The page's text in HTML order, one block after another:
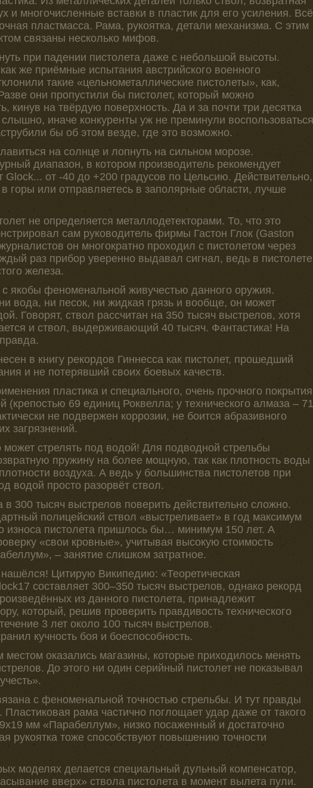
и многочисленные вставки в пластик для его усиления. Всё
пластмасса. Рама, рукоятка, детали механизма. С этим
связаны несколько мифов.
при падении пистолета даже с небольшой высоты.
же приёмные испытания австрийского военного
такие «цельнометаллические пистолеты», как,
они пропустили бы пистолет, который можно
кинув на твёрдую поверхность. Да и за почти три десятка
иначе конкуренты уж не преминули воспользоваться
бы об этом везде, где это возможно.
на солнце и лопнуть на сильном морозе.
диапазон, в котором производитель рекомендует
Glock... от -40 до +200 градусов по Цельсию. Действительно,
горы или отправляетесь в заполярные области, лучше
не определяется металлодетекторами. То, что это
сам руководитель фирмы Гастон Глок (Gaston
он многократно проходил с пистолетом через
раз прибор уверенно выдавал сигнал, ведь в пистолете
железа.
якобы феноменальной живучестью данного оружия.
вода, ни песок, ни жидкая грязь и вообще, он может
Говорят, ствол рассчитан на 350 тысяч выстрелов, хотя
и ствол, выдерживающий 40 тысяч. Фантастика! На
в книгу рекордов Гиннесса как пистолет, прошедший
и не потерявший своих боевых качеств.
пластика и специального, очень прочного покрытия
(крепостью 69 единиц Роквелла; у технического алмаза – 71
не подвержен коррозии, не боится абразивного
загрязнений.
может стрелять под водой! Для подводной стрельбы
пружину на более мощную, так как плотность воды
воздуха. А ведь у большинства пистолетов при
водой просто разорвёт ствол.
в 300 тысяч выстрелов поверить действительно сложно.
полицейский ствол «выстреливает» в год максимум
износа пистолета пришлось бы… минимум 150 лет. А
«свои кровные», учитывая высокую стоимость
– занятие слишком затратное.
Цитирую Википедию: «Теоретическая
составляет 300–350 тысяч выстрелов, однако рекорд
из данного пистолета, принадлежит
который, решив проверить правдивость технического
3 лет около 100 тысяч выстрелов.
кучность боя и боеспособность.
оказались магазины, которые приходилось менять
До этого ни один серийный пистолет не показывал
с феноменальной точностью стрельбы. И тут правды
рама частично поглощает удар даже от такого
мм «Парабеллум», низко посаженный и достаточно
рукоятка тоже способствуют повышению точности
моделях делается специальный дульный компенсатор,
вверх» ствола пистолета в момент вылета пули.